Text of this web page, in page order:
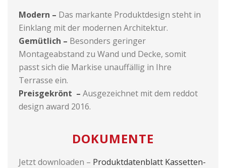
Modern – Das markante Produktdesign steht in
Einklang mit der modernen Architektur.
Gemütlich – Besonders geringer
Montageabstand zu Wand und Decke, somit
passt sich die Markise unauffällig in Ihre
Terrasse ein.
Preisgekrönt –Ausgezeichnet mit dem reddot
design award 2016.
DOKUMENTE
Jetzt downloaden – Produktdatenblatt Kassetten-